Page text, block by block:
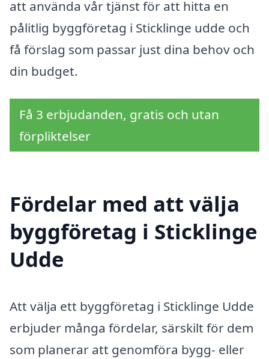
att använda vår tjänst för att hitta en
pålitlig byggföretag i Sticklinge udde och
få förslag som passar just dina behov och
din budget.
Få 3 erbjudanden, gratis och utan
förpliktelser
Fördelar med att välja
byggföretag i Sticklinge
Udde
Att välja ett byggföretag i Sticklinge Udde
erbjuder många fördelar, särskilt för dem
som planerar att genomföra bygg- eller